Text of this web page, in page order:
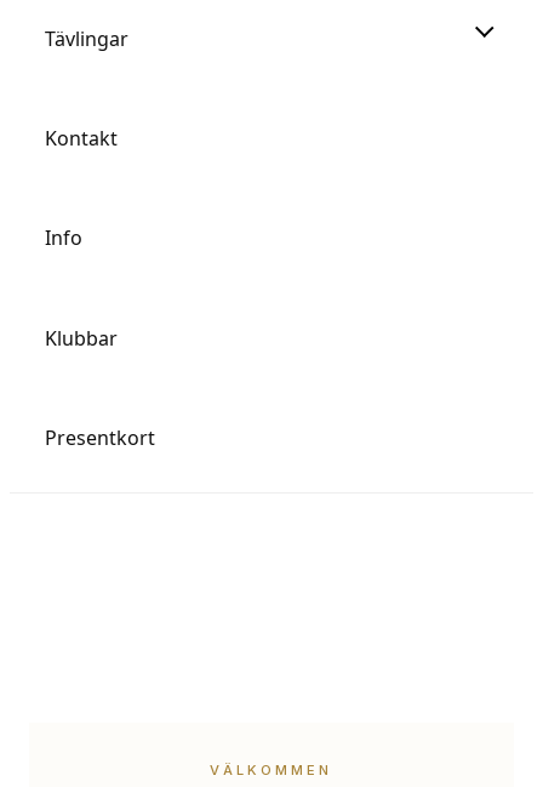
Tävlingar
Kontakt
Info
Klubbar
Presentkort
VÄLKOMMEN